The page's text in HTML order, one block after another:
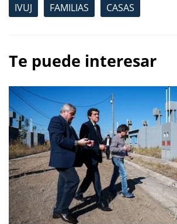
IVUJ FAMILIAS CASAS
Te puede interesar